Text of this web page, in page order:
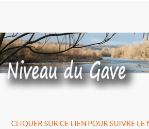
CLIQUER SUR CE LIEN POUR SUIVRE LE